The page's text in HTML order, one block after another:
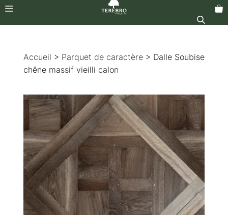
contenu
Menu
Accueil > Parquet de caractère > Dalle Soubise
chêne massif vieilli calon